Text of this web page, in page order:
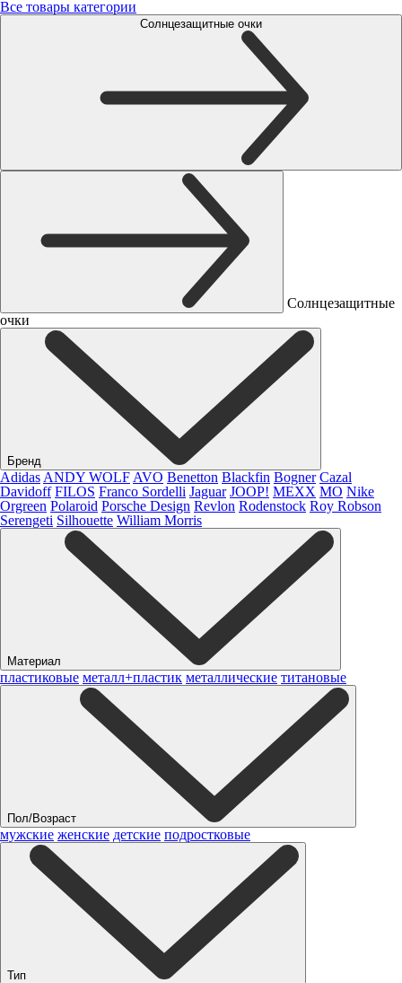
Все товары категории
Солнцезащитные очки
Солнцезащитные
очки
Бренд
Adidas ANDY WOLF AVO Benetton Blackfin Bogner Cazal
Davidoff FILOS Franco Sordelli Jaguar JOOP! MEXX MO Nike
Orgreen Polaroid Porsche Design Revlon Rodenstock Roy Robson
Serengeti Silhouette William Morris
Материал
пластиковые металл+пластик металлические титановые
Пол/Возраст
мужские женские детские подростковые
Тип